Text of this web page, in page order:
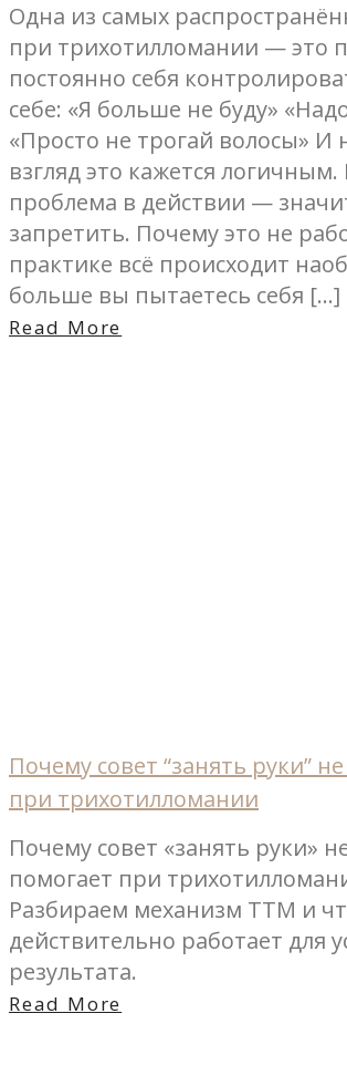
Одна из самых
при трихотилломании — это
постоянно себя
себе: «Я больше не буду»
«Просто не трогай волосы» И
взгляд это кажется логичным.
проблема в действии —
запретить. Почему это не
практике всё происходит
больше вы пытаетесь себя […]
Read More
Почему совет “занять руки”
при трихотилломании
Почему совет «занять руки»
помогает при
Разбираем механизм ТТМ и
действительно работает для
результата.
Read More